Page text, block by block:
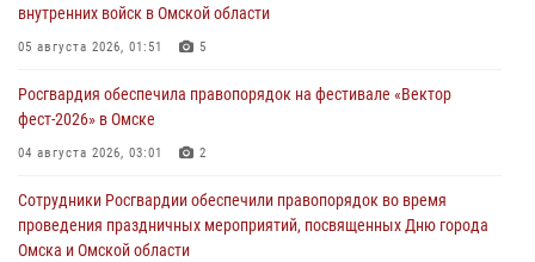
внутренних войск в Омской области
05 августа 2026, 01:51 5
Росгвардия обеспечила правопорядок на фестивале «Вектор
фест-2026» в Омске
04 августа 2026, 03:01 2
Сотрудники Росгвардии обеспечили правопорядок во время
проведения праздничных мероприятий, посвященных Дню города
Омска и Омской области